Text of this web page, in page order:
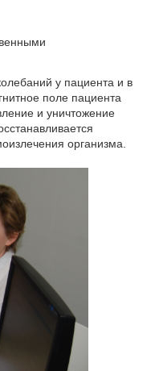
у пациента и в
поле пациента
и уничтожение
организма.